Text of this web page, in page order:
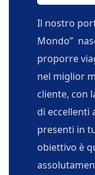
Il nostro
Mondo”
proporre
nel miglior
cliente, con
di eccellenti
presenti in
obiettivo è